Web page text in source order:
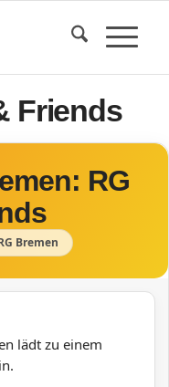
Friends
RG
Bremen
lädt zu einem